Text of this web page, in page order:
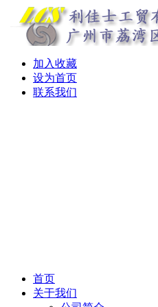
加入收藏
设为首页
联系我们
首页
关于我们